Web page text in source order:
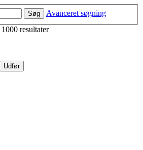
Søg
Avanceret søgning
resultater